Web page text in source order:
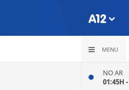
MENU
NO AR
01:45H -